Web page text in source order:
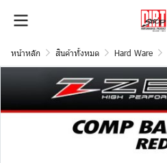
หน้าหลัก สินค้าทั้งหมด Hard Ware